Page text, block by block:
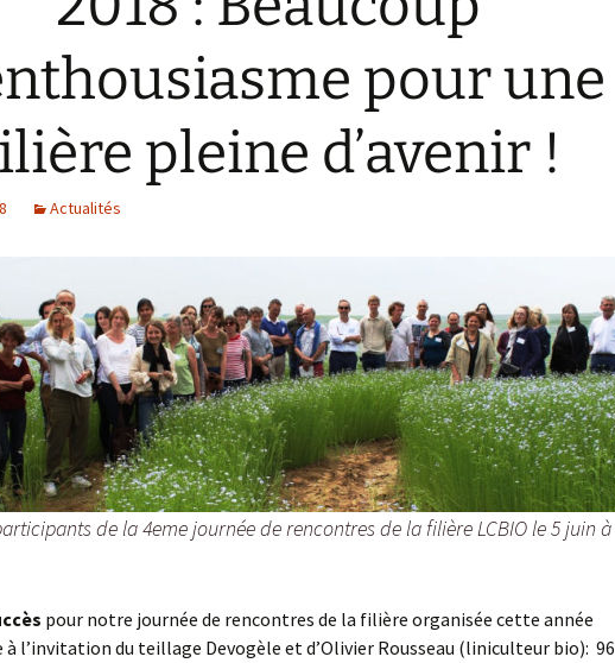
Portrait Sebastien
DESPRES
Portrait Franck
Portrait Joris Soenen
Collecte de données
Fiche technique de la
culture chanvre textile
pour une
pleine d’avenir !
Actualités
de la 4eme journée de rencontres de la filière LCBIO le 5 juin à
pour notre journée de rencontres de la filière organisée cette année
à l’invitation du teillage Devogèle et d’Olivier Rousseau (liniculteur bio): 96